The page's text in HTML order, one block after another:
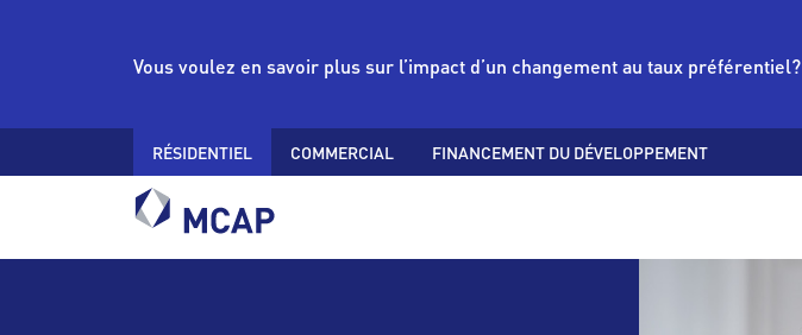
Vous voulez en savoir plus sur l’impact d’un changement au taux préférentiel?
RÉSIDENTIEL COMMERCIAL FINANCEMENT DU DÉVELOPPEMENT